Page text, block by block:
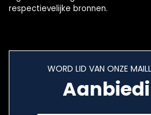
respectievelijke bronnen.
WORD LID VAN ONZE